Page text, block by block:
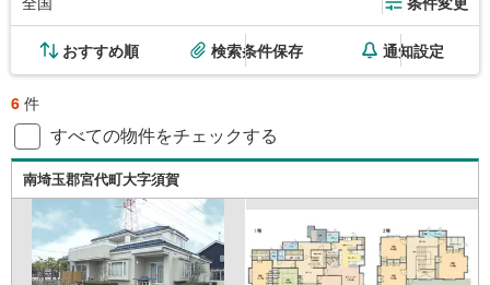
おすすめ順 検索条件保存 通知設定
6 件
すべての物件をチェックする
南埼玉郡宮代町大字須賀